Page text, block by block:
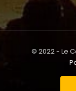
© 2022 - Le